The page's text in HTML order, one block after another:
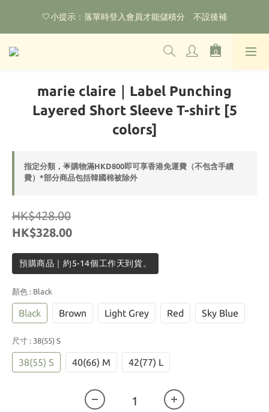
🌟購物滿HKD800即可享香港免運費（不包含手續費）*部分商品
除外
🤍小提示：落單時登入會員才能儲積分　不設後補
‼️2026.1.6 起使用網站新系統！點擊查看舊會員安排‼️
除外
marie claire｜Label Punching
Layered Short Sleeve T-shirt [5
colors]
指定分類，🌟購物滿HKD800即可享香港免運費（不包含手續
費）*部分商品包括韓國棉被除外
HK$428.00
HK$328.00
預購商品｜約5-14個工作天到貨。
顏色 : Black
Black Brown Light Grey Red Sky Blue
尺寸 : 38(55) S
38(55) S 40(66) M 42(77) L